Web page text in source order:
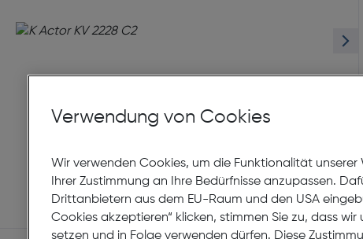
Verwendung von Cookies
Wir verwenden Cookies, um die Funktionalität unserer
Ihrer Zustimmung an Ihre Bedürfnisse anzupassen.
Drittanbietern aus dem EU-Raum und den USA
Cookies akzeptieren“ klicken, stimmen Sie zu, dass
setzen und in Folge verwenden dürfen. Diese